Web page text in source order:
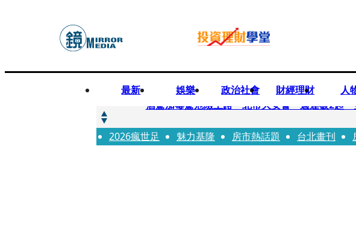
最新 娛樂 政治社會 財經理財 人
快訊
酒駕加毒駕危險上路 北市大安警一週連破2起「
快訊
Ozone黃文廷、FEniX夏浦洋組「神隊友」 邱
2026瘋世足 魅力基隆 房市熱話題 台北畫刊